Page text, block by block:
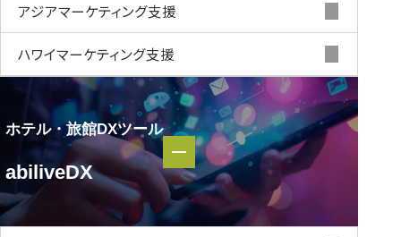
アジアマーケティング支援
ハワイマーケティング支援
ホテル・
旅館DXツール
abiliveDX
ホテル・旅館DXツール
abiliveDX